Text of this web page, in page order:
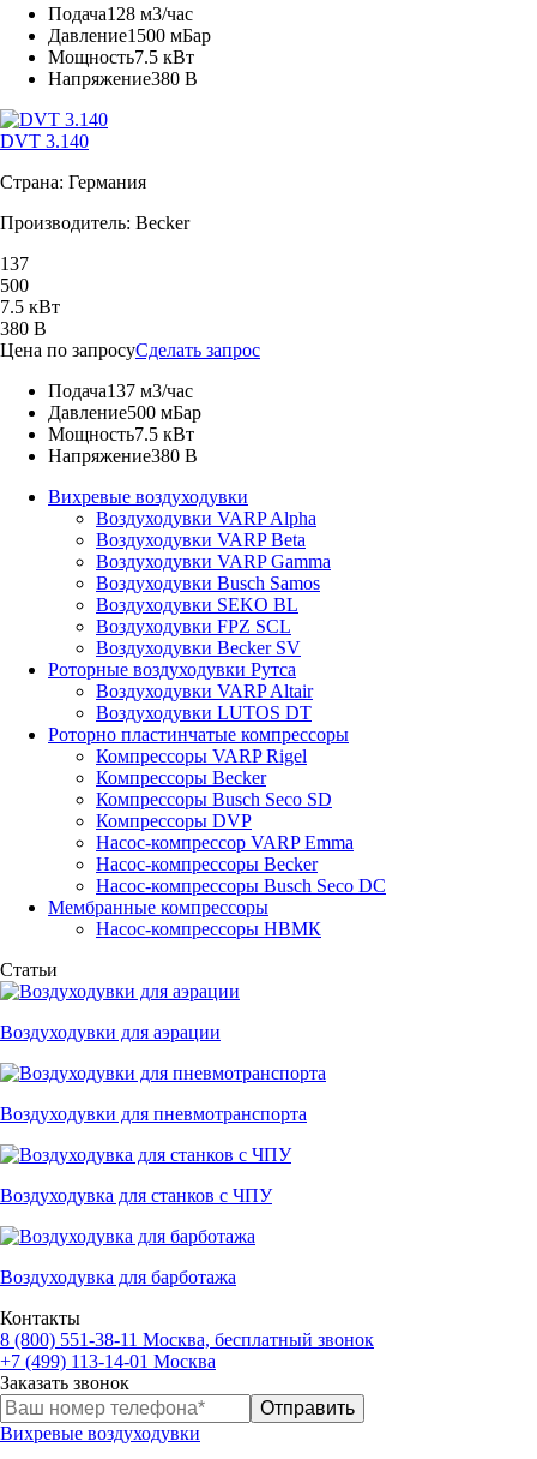
Подача128 м3/час
Давление1500 мБар
Мощность7.5 кВт
Напряжение380 В
DVT 3.140
Страна: Германия
Производитель: Becker
137
500
7.5 кВт
380 В
Цена по запросуСделать запрос
Подача137 м3/час
Давление500 мБар
Мощность7.5 кВт
Напряжение380 В
Вихревые воздуходувки
Воздуходувки VARP Alpha
Воздуходувки VARP Beta
Воздуходувки VARP Gamma
Воздуходувки Busch Samos
Воздуходувки SEKO BL
Воздуходувки FPZ SCL
Воздуходувки Becker SV
Роторные воздуходувки Рутса
Воздуходувки VARP Altair
Воздуходувки LUTOS DT
Роторно пластинчатые компрессоры
Компрессоры VARP Rigel
Компрессоры Becker
Компрессоры Busch Seco SD
Компрессоры DVP
Насос-компрессор VARP Emma
Насос-компрессоры Becker
Насос-компрессоры Busch Seco DC
Мембранные компрессоры
Насос-компрессоры НВМК
Статьи
Воздуходувки для аэрации
Воздуходувки для пневмотранспорта
Воздуходувка для станков с ЧПУ
Воздуходувка для барботажа
Контакты
8 (800) 551-38-11 Москва, бесплатный звонок
+7 (499) 113-14-01 Москва
Заказать звонок
Вихревые воздуходувки